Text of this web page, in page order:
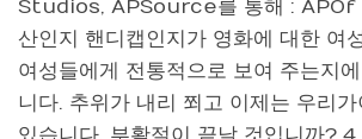
Studios, APSource를 통해 : APOf
산인지 핸디캡인지가 영화에 대한 여
여성들에게 전통적으로 보여 주는지
니다. 추위가 내리 쬐고 이제는 우리